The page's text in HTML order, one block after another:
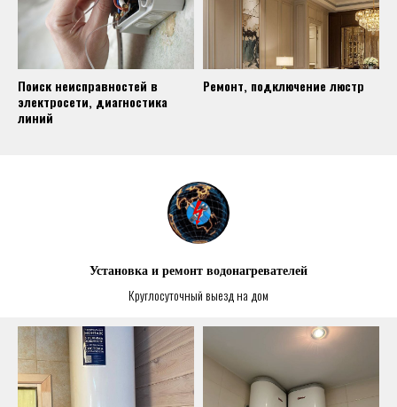
Поиск неисправностей в
электросети, диагностика
линий
Ремонт, подключение люстр
Установка и ремонт водонагревателей
Круглосуточный выезд на дом